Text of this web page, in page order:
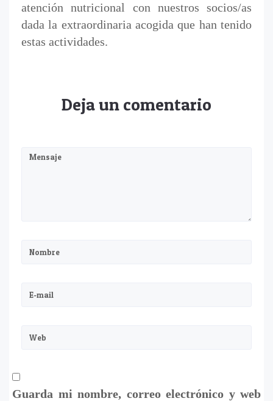
atención nutricional con nuestros socios/as
dada la extraordinaria acogida que han tenido
estas actividades.
Deja un comentario
Guarda mi nombre, correo electrónico y web